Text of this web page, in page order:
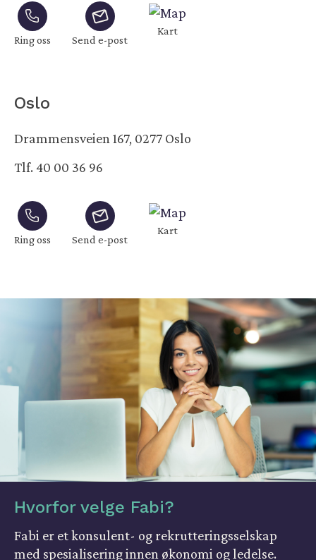
Ring oss Send e-post
Kart
Oslo
Drammensveien 167, 0277 Oslo
Tlf. 40 00 36 96
Ring oss Send e-post
Kart
Hvorfor velge Fabi?
Fabi er et konsulent- og rekrutteringsselskap
med spesialisering innen økonomi og ledelse.